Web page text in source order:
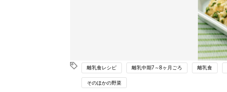
離乳食レシピ 離乳中期7～8ヶ月ごろ 離乳食
そのほかの野菜